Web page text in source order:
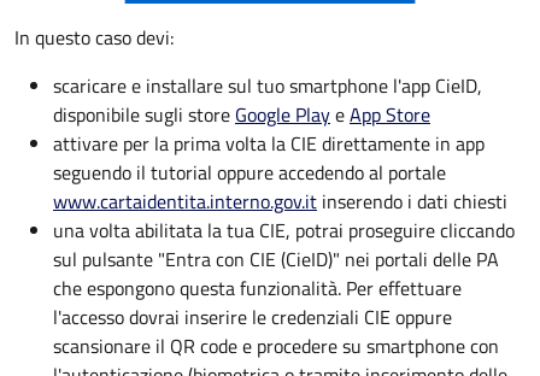
In questo caso devi:
scaricare e installare sul tuo smartphone l'app CieID,
disponibile sugli store Google PlayeApp Store
attivare per la prima volta la CIE direttamente in app
seguendo il tutorial oppure accedendo al portale
www.cartaidentita.interno.gov.it inserendo i dati chiesti
una volta abilitata la tua CIE, potrai proseguire cliccando
sul pulsante "Entra con CIE (CieID)" nei portali delle PA
che espongono questa funzionalità. Per effettuare
l'accesso dovrai inserire le credenziali CIE oppure
scansionare il QR code e procedere su smartphone con